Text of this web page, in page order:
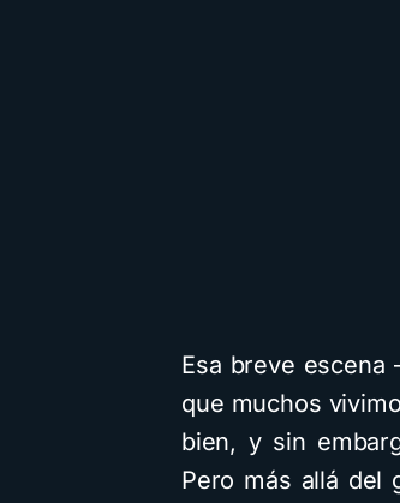
Esa breve
que muchos
bien, y sin
Pero más allá del